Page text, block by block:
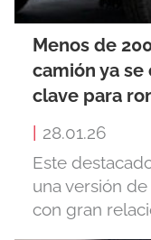
Menos de
camión ya
clave para
28.01.26
Este
una versión
con gran